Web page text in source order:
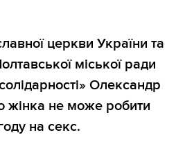
церкви України та
міської ради
Олександр
жінка не може робити
на секс.